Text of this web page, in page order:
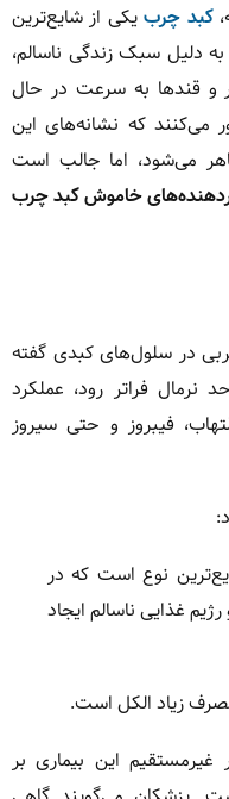
کبد چربیکی از شایع‌ترین
دلیل سبک زندگی ناسالم،
و قندها به سرعت در حال
می‌کنند که نشانه‌های این
می‌شود، اما جالب است
خاموش کبد چرب
در سلول‌های کبدی گفته
فراتر رود، عملکرد
فیبروز و حتی سیروز
نوع است که در
غذایی ناسالم ایجاد
زیاد الکل است.
غیرمستقیم این بیماری بر